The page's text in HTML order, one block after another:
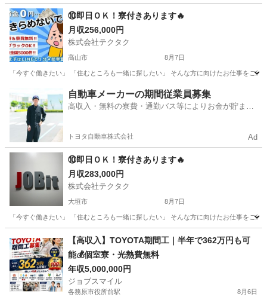
岐阜 美濃市 美濃市駅 工場 未経験
⑩即日ＯＫ！寮付きあります🔥
月収256,000円
株式会社テクタク
高山市 8月7日
「今すぐ働きたい」 「住むところも一緒に探したい」 そんな方に向けたお仕事をご
物流
自動車メーカーの期間従業員募集
高収入・無料の寮費・通勤バス等によりお金が貯まり
トヨタ自動車株式会社 Ad
⑩即日ＯＫ！寮付きあります🔥
月収283,000円
株式会社テクタク
大垣市 8月7日
「今すぐ働きたい」 「住むところも一緒に探したい」 そんな方に向けたお仕事をご
物流
【高収入】TOYOTA期間工｜半年で362万円も可
能💰個室寮・光熱費無料
年収5,000,000円
ジョブスマイル
各務原市役所前駅 8月6日